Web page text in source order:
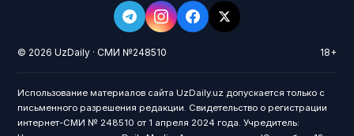
© 2026 UzDaily · СМИ №248510 18+
Использование материалов сайта UzDaily.uz допускается только с
письменного разрешения редакции. Свидетельство о регистрации
интернет-СМИ № 248510 от 1 апреля 2024 года. Учредитель: